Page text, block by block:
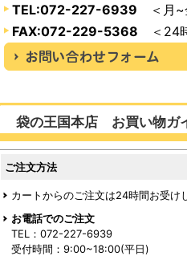
TEL:072-227-6939 ＜月~
FAX:072-229-5368 ＜24
袋の王国本店 お買い物ガ
ご注文方法
カートからのご注文は24時間お受け
お電話でのご注文
TEL：072-227-6939
受付時間：9:00~18:00(平日)